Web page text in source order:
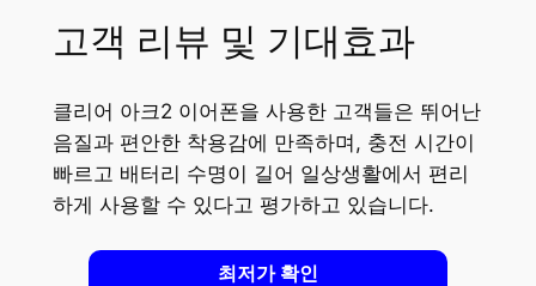
고객 리뷰 및 기대효과
클리어 아크2 이어폰을 사용한 고객들은 뛰어난
음질과 편안한 착용감에 만족하며, 충전 시간이
빠르고 배터리 수명이 길어 일상생활에서 편리
하게 사용할 수 있다고 평가하고 있습니다.
최저가 확인